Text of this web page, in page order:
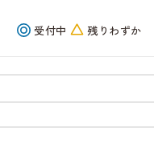
受付中 残りわずか